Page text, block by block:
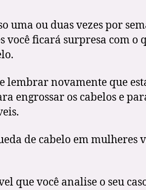
uma ou duas vezes por
você ficará surpresa com o
lembrar novamente que
engrossar os cabelos e
de cabelo em mulheres
que você analise o seu